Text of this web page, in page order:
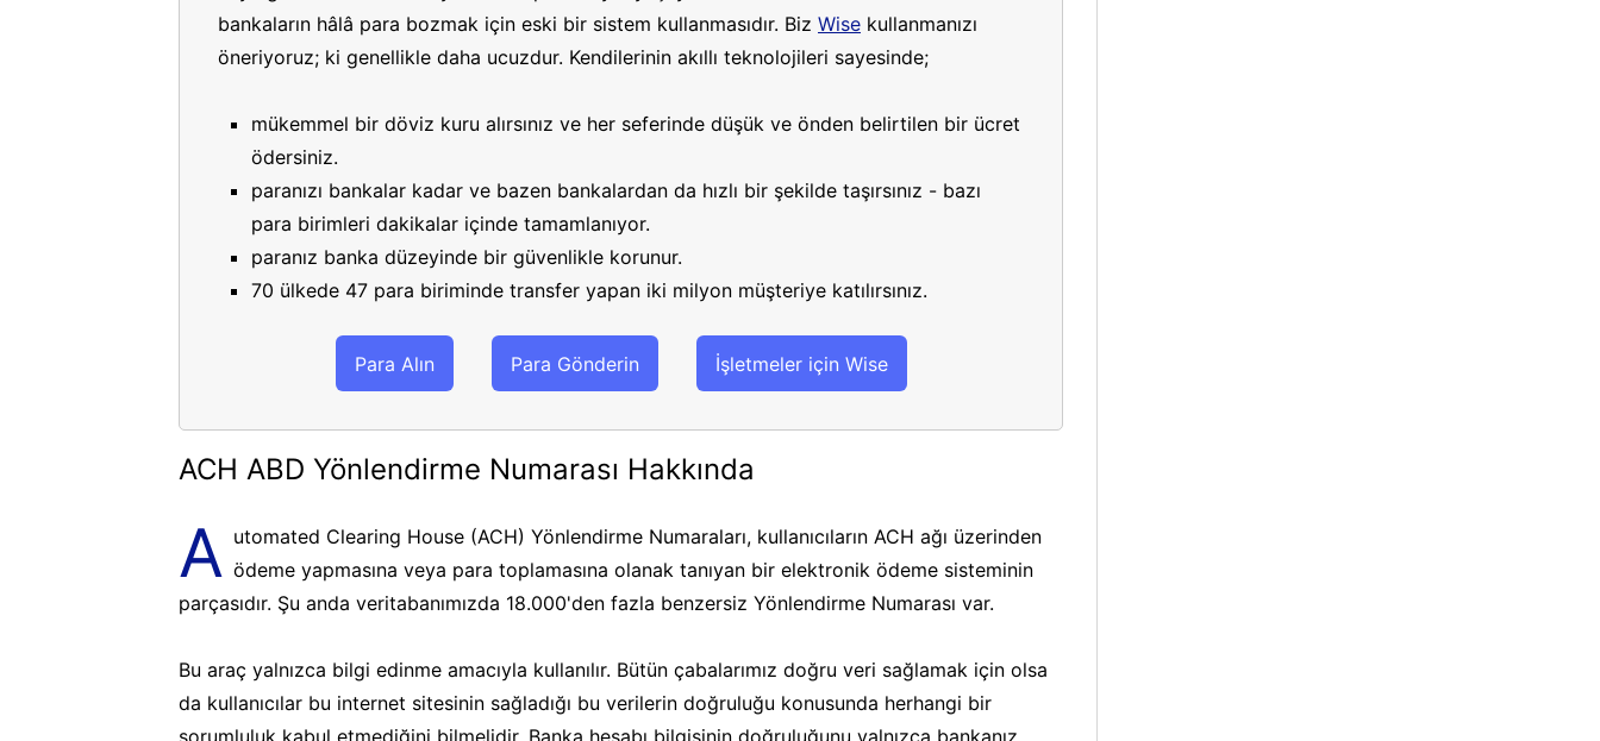
bankaların hâlâ para bozmak için eski bir sistem kullanmasıdır. Biz Wise kullanmanızı
öneriyoruz; ki genellikle daha ucuzdur. Kendilerinin akıllı teknolojileri sayesinde;
mükemmel bir döviz kuru alırsınız ve her seferinde düşük ve önden belirtilen bir ücret
ödersiniz.
paranızı bankalar kadar ve bazen bankalardan da hızlı bir şekilde taşırsınız - bazı
para birimleri dakikalar içinde tamamlanıyor.
paranız banka düzeyinde bir güvenlikle korunur.
70 ülkede 47 para biriminde transfer yapan iki milyon müşteriye katılırsınız.
Para Alın Para Gönderin İşletmeler için Wise
ACH ABD Yönlendirme Numarası Hakkında
A utomated Clearing House (ACH) Yönlendirme Numaraları, kullanıcıların ACH ağı üzerinden
ödeme yapmasına veya para toplamasına olanak tanıyan bir elektronik ödeme sisteminin
parçasıdır. Şu anda veritabanımızda 18.000'den fazla benzersiz Yönlendirme Numarası var.
Bu araç yalnızca bilgi edinme amacıyla kullanılır. Bütün çabalarımız doğru veri sağlamak için olsa
da kullanıcılar bu internet sitesinin sağladığı bu verilerin doğruluğu konusunda herhangi bir